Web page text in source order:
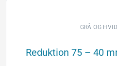
grå
antal
GRÅ OG
Reduktion 75 – 40